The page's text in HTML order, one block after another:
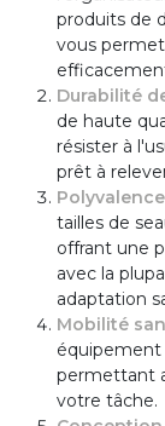
produits de
vous
Durabilité
de haute
résister à
prêt à
tailles de
offrant une
avec la
adaptation
Mobilité
permettant
votre tâche.